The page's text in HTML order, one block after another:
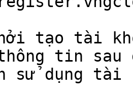
tạo tài
tin sau
sử dụng tài